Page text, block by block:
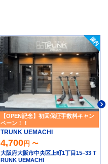
【OPEN記念】初回保証手数料キャン
ペーン！！
TRUNK UEMACHI
4,700円 〜
大阪府大阪市中央区上町1丁目15−33 T
RUNK UEMACHI